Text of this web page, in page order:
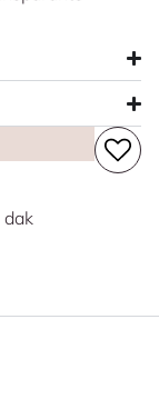
fijne
cut-outs geven
sluit hier